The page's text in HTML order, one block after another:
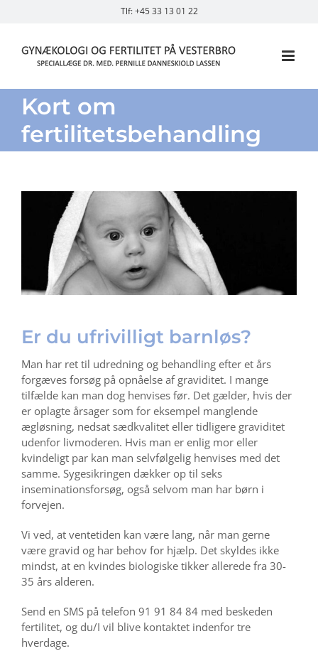
Tlf: +45 33 13 01 22
Kort om
fertilitetsbehandling
Er du ufrivilligt barnløs?
Man har ret til udredning og behandling efter et års
forgæves forsøg på opnåelse af graviditet. I mange
tilfælde kan man dog henvises før. Det gælder, hvis der
er oplagte årsager som for eksempel manglende
ægløsning, nedsat sædkvalitet eller tidligere graviditet
udenfor livmoderen. Hvis man er enlig mor eller
kvindeligt par kan man selvfølgelig henvises med det
samme. Sygesikringen dækker op til seks
inseminationsforsøg, også selvom man har børn i
forvejen.
Vi ved, at ventetiden kan være lang, når man gerne
være gravid og har behov for hjælp. Det skyldes ikke
mindst, at en kvindes biologiske tikker allerede fra 30-
35 års alderen.
Send en SMS på telefon 91 91 84 84 med beskeden
fertilitet, og du/I vil blive kontaktet indenfor tre
hverdage.